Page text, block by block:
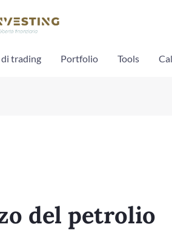
trading Portfolio Tools
del petrolio